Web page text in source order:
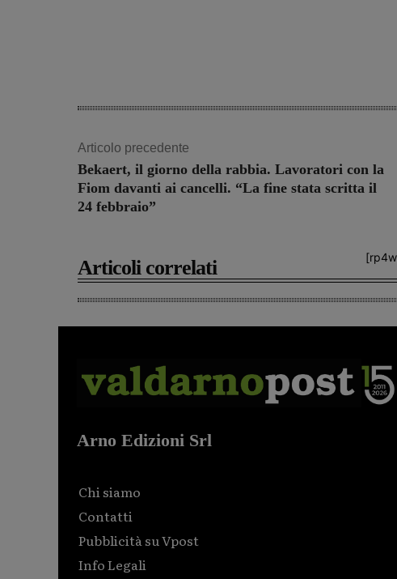
Articolo precedente
Bekaert, il giorno della rabbia. Lavoratori con la
Fiom davanti ai cancelli. “La fine stata scritta il
24 febbraio”
Articoli correlati
Arno Edizioni Srl
Chi siamo
Contatti
Pubblicità su Vpost
Info Legali